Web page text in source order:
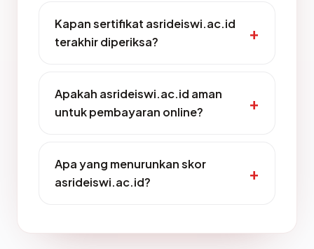
Kapan sertifikat asrideiswi.ac.id
terakhir diperiksa?
Apakah asrideiswi.ac.id aman
untuk pembayaran online?
Apa yang menurunkan skor
asrideiswi.ac.id?